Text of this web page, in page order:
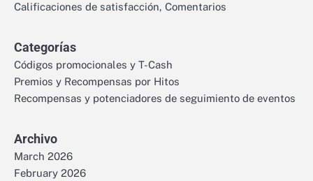
Calificaciones de satisfacción, Comentarios
Categorías
Códigos promocionales y T-Cash
Premios y Recompensas por Hitos
Recompensas y potenciadores de seguimiento de eventos
Archivo
March 2026
February 2026